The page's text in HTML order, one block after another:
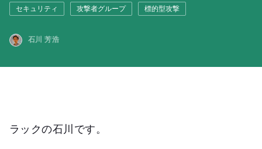
セキュリティ 攻撃者グループ 標的型攻撃
石川 芳浩
ラックの石川です。